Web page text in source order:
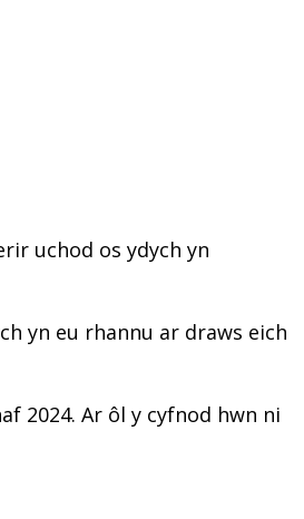
uchod os ydych yn
yn eu rhannu ar draws eich
2024. Ar ôl y cyfnod hwn ni